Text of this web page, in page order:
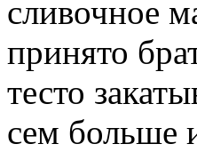
сливочное
принято
тесто
сем больше